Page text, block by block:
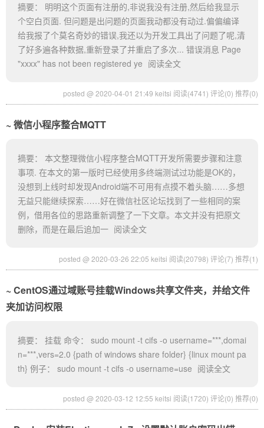
摘要： 明明这个页面有注册的,非说我没有注册,然后给我显示
个空白页面. 但问题是出问题的页面我动都没有动过.偏偏编译
给我报了个莫名奇妙的错误,我还以为开发工具出了问题了呢,清
了好多遍各种数据,重新登录了并重启了多次... 错误消息 Page
"xxxx" has not been registered ye 阅读全文
posted @ 2020-04-01 21:49 keitsi 阅读(4741) 评论(0) 推荐(0)
微信小程序整合MQTT
摘要： 本文整理微信小程序整合MQTT开发所需要步骤和注意
事项. 在本文的第一版时已经使用多终端测试过功能是OK的，
没想到上线时却发现Android端不可用有点摸不着头脑……多想
无益只能继续探索……好在微信社区论坛找到了一些相同的案
例，借用各位的思路重新调整了一下文章。本文并没有把原文
删除，而是在最后追加一 阅读全文
posted @ 2020-03-26 22:05 keitsi 阅读(20798) 评论(7) 推荐(1)
CentOS通过域账号挂载Windows共享文件夹，并给文件
夹加访问权限
摘要： 挂载 命令： sudo mount -t cifs -o username=***,domai
n=***,vers=2.0 {path of windows share folder} {linux mount pa
th} 例子： sudo mount -t cifs -o username=use 阅读全文
posted @ 2020-03-12 12:55 keitsi 阅读(1720) 评论(0) 推荐(0)